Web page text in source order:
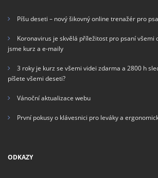
Píšu deseti – nový šikovný online trenažér pro
Koronavirus je skvělá příležitost pro psaní všemi
jsme kurz a e-maily
3 roky je kurz se všemi videi zdarma a 2800 h
píšete všemi deseti?
Vánoční aktualizace webu
První pokusy o klávesnici pro leváky a
ODKAZY